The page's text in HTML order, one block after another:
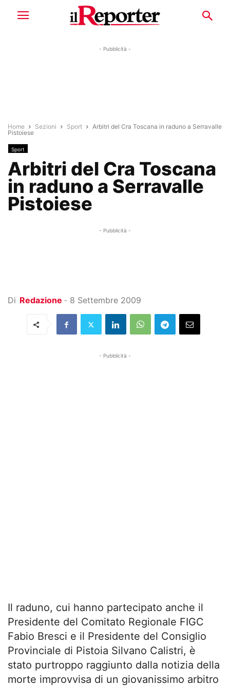
- Pubblicità -
Home Sezioni Sport
Arbitri del Cra Toscana in raduno a Serravalle
Pistoiese
Sport
Arbitri del Cra Toscana
in raduno a Serravalle
Pistoiese
- Pubblicità -
Di Redazione - 8 Settembre 2009
- Pubblicità -
Il raduno, cui hanno partecipato anche il
Presidente del Comitato Regionale FIGC
Fabio Bresci e il Presidente del Consiglio
Provinciale di Pistoia Silvano Calistri, è
stato purtroppo raggiunto dalla notizia della
morte improvvisa di un giovanissimo arbitro